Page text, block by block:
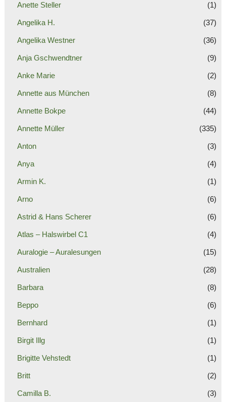
Anette Steller (1)
Angelika H. (37)
Angelika Westner (36)
Anja Gschwendtner (9)
Anke Marie (2)
Annette aus München (8)
Annette Bokpe (44)
Annette Müller (335)
Anton (3)
Anya (4)
Armin K. (1)
Arno (6)
Astrid & Hans Scherer (6)
Atlas – Halswirbel C1 (4)
Auralogie – Auralesungen (15)
Australien (28)
Barbara (8)
Beppo (6)
Bernhard (1)
Birgit Illg (1)
Brigitte Vehstedt (1)
Britt (2)
Camilla B. (3)